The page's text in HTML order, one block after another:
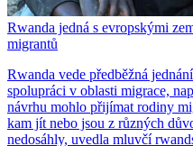
Rwanda jedná s evropskými
migrantů
Rwanda vede předběžná
spolupráci v oblasti migrace,
návrhu mohlo přijímat rodiny
kam jít nebo jsou z různých
nedosáhly, uvedla mluvčí